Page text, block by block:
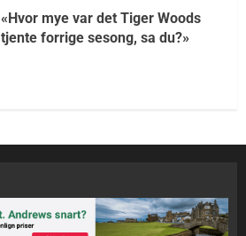
«Hvor mye var det Tiger Woods
tjente forrige sesong, sa du?»